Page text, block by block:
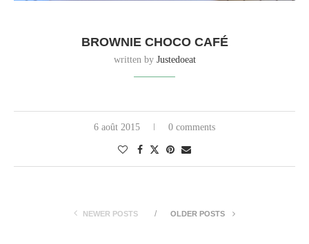
BROWNIE CHOCO CAFÉ
written by Justedoeat
6 août 2015 0 comments
NEWER POSTS OLDER POSTS